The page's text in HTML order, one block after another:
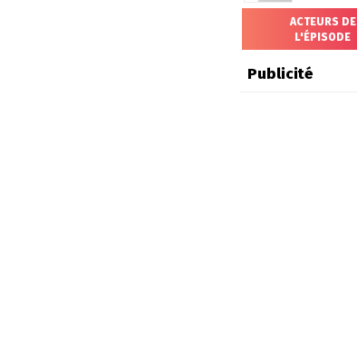
ACTEURS DE
L'ÉPISODE
Publicité